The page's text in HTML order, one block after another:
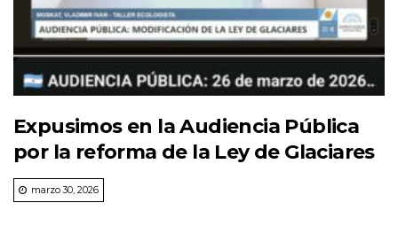
Expusimos en la Audiencia Pública
por la reforma de la Ley de Glaciares
marzo 30, 2026